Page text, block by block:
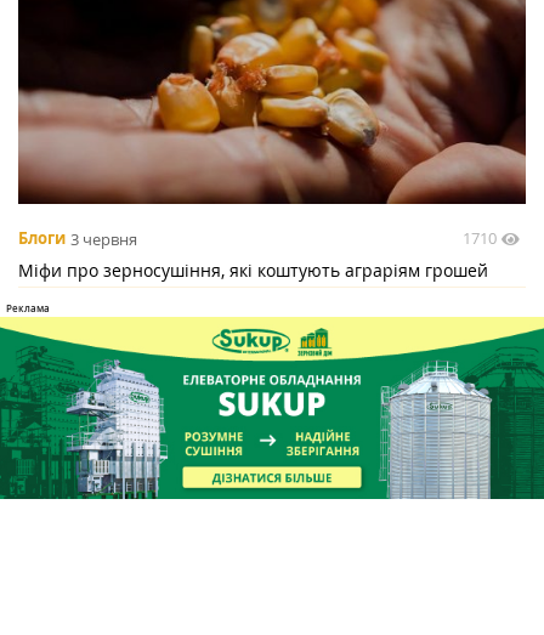
Блоги 3 червня 1710
Міфи про зерносушіння, які коштують аграріям грошей